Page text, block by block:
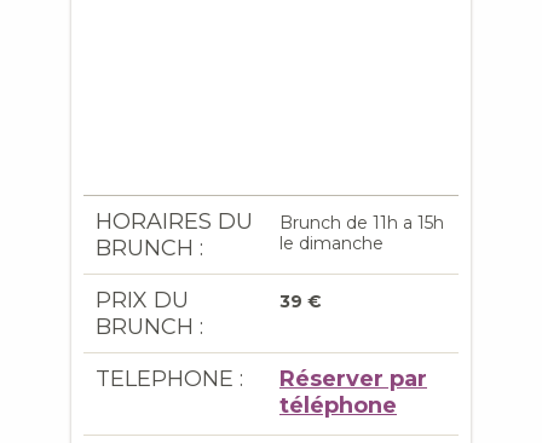
HORAIRES DU
BRUNCH :
Brunch de 11h a 15h
le dimanche
PRIX DU
BRUNCH :
39 €
TELEPHONE :
Réserver par
téléphone